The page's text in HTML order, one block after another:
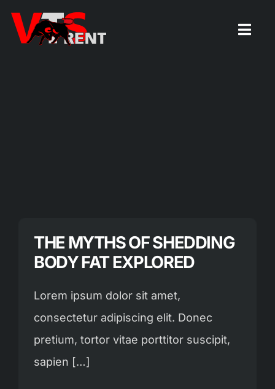
Zum
Inhalt
THE MYTHS OF SHEDDING
BODY FAT EXPLORED
Lorem ipsum dolor sit amet,
consectetur adipiscing elit. Donec
pretium, tortor vitae porttitor suscipit,
sapien […]